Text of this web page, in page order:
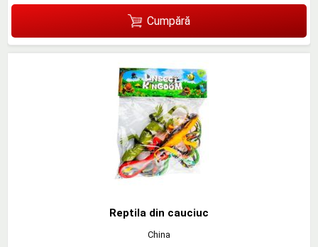
Cumpără
Reptila din cauciuc
China